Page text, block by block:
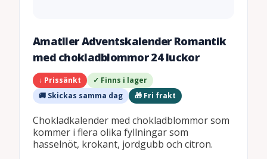
Amatller Adventskalender Romantik
med chokladblommor 24 luckor
↓ Prissänkt
✓ Finns i lager
🚚 Skickas samma dag
🎁 Fri frakt
Chokladkalender med chokladblommor som
kommer i flera olika fyllningar som
hasselnöt, krokant, jordgubb och citron.